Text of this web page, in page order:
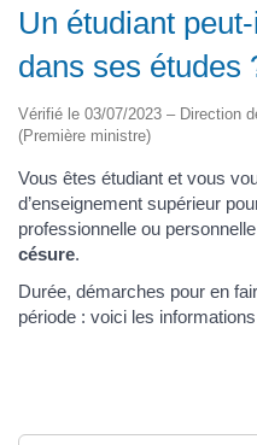
Un étudiant
dans ses études
Vérifié le 03/07/2023 – Direction
(Première ministre)
Vous êtes étudiant et vous
d’enseignement supérieur
professionnelle ou
césure.
Durée, démarches pour en
période : voici les